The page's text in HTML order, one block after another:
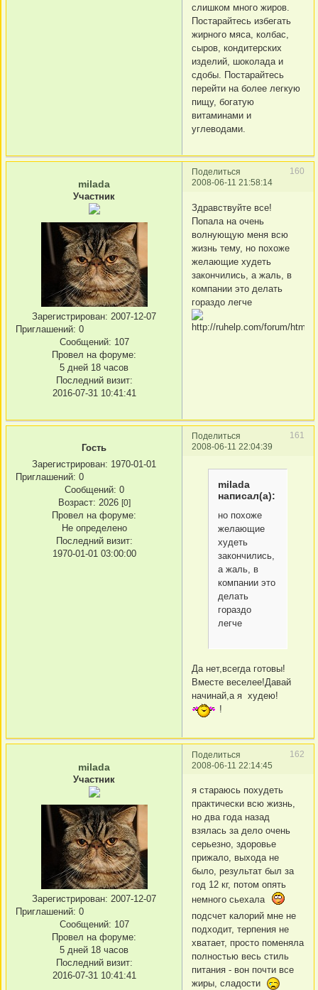
слишком много жиров.
Постарайтесь избегать
жирного мяса, колбас,
сыров, кондитерских
изделий, шоколада и
сдобы. Постарайтесь
перейти на более легкую
пищу, богатую
витаминами и
углеводами.
Поделиться
160
2008-06-11 21:58:14
milada
Участник
Зарегистрирован: 2007-12-07
Приглашений: 0
Сообщений: 107
Провел на форуме:
5 дней 18 часов
Последний визит:
2016-07-31 10:41:41
Здравствуйте все!
Попала на очень
волнующую меня всю
жизнь тему, но похоже
желающие худеть
закончились, а жаль, в
компании это делать
гораздо легче
Поделиться
161
2008-06-11 22:04:39
Гость
Зарегистрирован: 1970-01-01
Приглашений: 0
Сообщений: 0
Возраст: 2026 [0]
Провел на форуме:
Не определено
Последний визит:
1970-01-01 03:00:00
milada
написал(а):
но похоже
желающие
худеть
закончились,
а жаль, в
компании это
делать
гораздо
легче
Да нет,всегда готовы!
Вместе веселее!Давай
начинай,а я худею!
!
Поделиться
162
2008-06-11 22:14:45
milada
Участник
Зарегистрирован: 2007-12-07
Приглашений: 0
Сообщений: 107
Провел на форуме:
5 дней 18 часов
Последний визит:
2016-07-31 10:41:41
я стараюсь похудеть
практически всю жизнь,
но два года назад
взялась за дело очень
серьезно, здоровье
прижало, выхода не
было, результат был за
год 12 кг, потом опять
немного сьехала
подсчет калорий мне не
подходит, терпения не
хватает, просто поменяла
полностью весь стиль
питания - вон почти все
жиры, сладости